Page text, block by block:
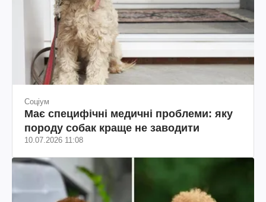
Соціум
Має специфічні медичні проблеми: яку
породу собак краще не заводити
10.07.2026 11:08